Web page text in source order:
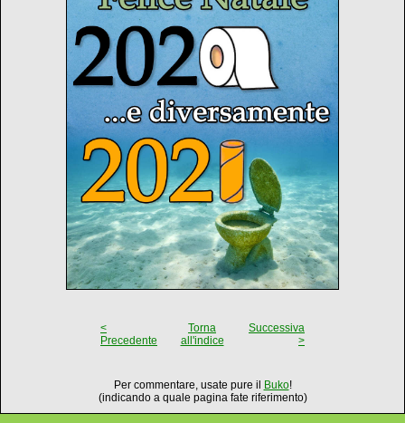
<
Precedente
Torna
all'indice
Successiva
>
Per commentare, usate pure il Buko!
(indicando a quale pagina fate riferimento)